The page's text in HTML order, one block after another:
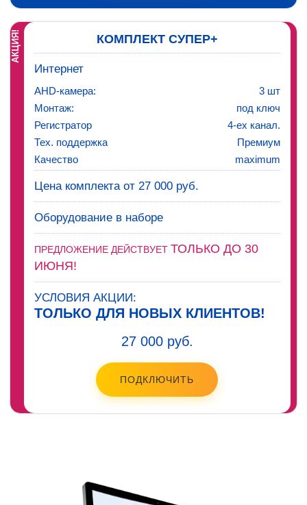
АКЦИЯ! КОМПЛЕКТ СУПЕР+
Интернет
AHD-камера:
3 шт
Монтаж:
под ключ
Регистратор
4-ех канал.
Тех. поддержка
Премиум
Качество
maximum
Цена комплекта от 27 000 руб.
Оборудование в наборе
ПРЕДЛОЖЕНИЕ ДЕЙСТВУЕТ ТОЛЬКО ДО 30
ИЮНЯ!
УСЛОВИЯ АКЦИИ:
ТОЛЬКО ДЛЯ НОВЫХ КЛИЕНТОВ!
27 000 руб.
ПОДКЛЮЧИТЬ